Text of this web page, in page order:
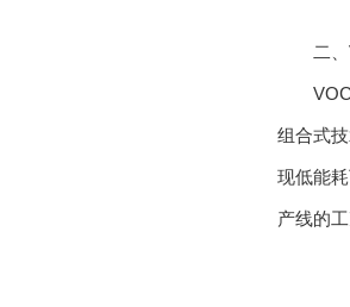
二、
VOCs
组合式
现低能
产线的